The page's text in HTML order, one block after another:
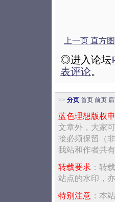
上一页 直方
◎进入论坛
表评论。
>> 分页 首页 前页
蓝色理想版权
文章外，大家
接必须保留（
我站和作者共有
转载要求 ：转
站点的水印，
特别注意 ：本